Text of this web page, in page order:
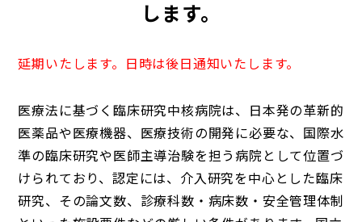
します。
延期いたします。日時は後日通知いたします。
医療法に基づく臨床研究中核病院は、日本発の革新的
医薬品や医療機器、医療技術の開発に必要な、国際水
準の臨床研究や医師主導治験を担う病院として位置づ
けられており、認定には、介入研究を中心とした臨床
研究、その論文数、診療科数・病床数・安全管理体制